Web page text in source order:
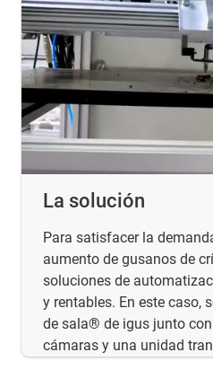
La solución
Para satisfacer la
aumento de gusanos de
soluciones de
y rentables. En este caso,
de sala® de igus junto
cámaras y una unidad